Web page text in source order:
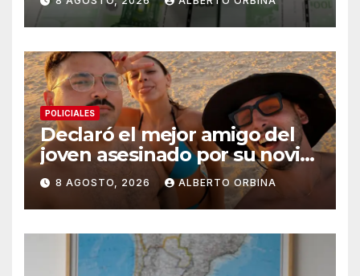
POLICIALES
Declaró el mejor amigo del
joven asesinado por su novia
en Chaco: “Le supliqué para
que la dejara, él era su
rehén”
8 AGOSTO, 2026 ALBERTO ORBINA